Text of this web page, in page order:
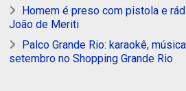
Homem é preso com pistola e
João de Meriti
Palco Grande Rio: karaokê,
setembro no Shopping Grande Rio